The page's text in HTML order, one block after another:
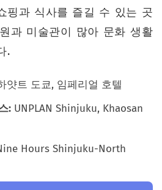
핑과 식사를 즐길 수 있는 곳
과 미술관이 많아 문화 생활
.
얏트 도쿄, 임페리얼 호텔
: UNPLAN Shinjuku, Khaosan
Hours Shinjuku-North